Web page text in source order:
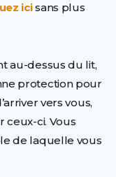
icisans plus
au-dessus du lit,
protection pour
vers vous,
ci. Vous
de laquelle vous